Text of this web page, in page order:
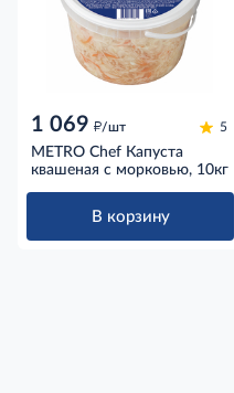
1 069 д/шт 5
METRO Chef Капуста
квашеная с морковью, 10кг
В корзину